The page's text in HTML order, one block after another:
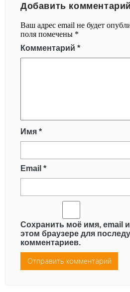
Добавить комментарий
Ваш адрес email не будет
поля помечены *
Комментарий *
Имя *
Email *
Сохранить моё имя, email
этом браузере для
комментариев.